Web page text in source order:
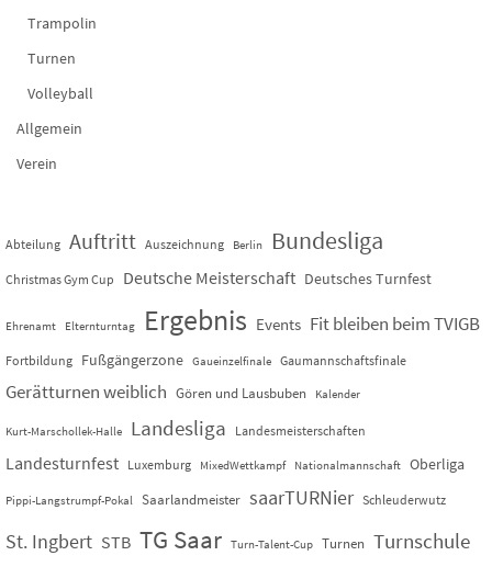
Trampolin
Turnen
Volleyball
Allgemein
Verein
Abteilung Auftritt Auszeichnung Berlin Bundesliga
Christmas Gym Cup Deutsche Meisterschaft Deutsches Turnfest
Ehrenamt Elternturntag Ergebnis Events Fit bleiben beim TVIGB
Fortbildung Fußgängerzone Gaueinzelfinale Gaumannschaftsfinale
Gerätturnen weiblich Gören und Lausbuben Kalender
Kurt-Marschollek-Halle Landesliga Landesmeisterschaften
Landesturnfest Luxemburg MixedWettkampf Nationalmannschaft Oberliga
Pippi-Langstrumpf-Pokal Saarlandmeister saarTURNier Schleuderwutz
St. Ingbert STB TG Saar Turn-Talent-Cup Turnen Turnschule